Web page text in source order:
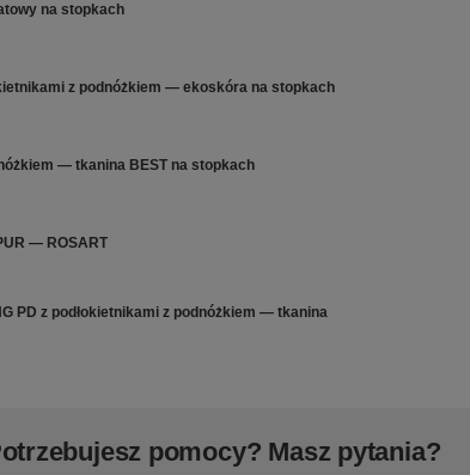
na stopkach
z podnóżkiem — ekoskóra na stopkach
— tkanina BEST na stopkach
— ROSART
PD z podłokietnikami z podnóżkiem — tkanina
pomocy? Masz pytania?